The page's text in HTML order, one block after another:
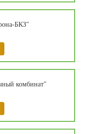
БКЗ"
комбинат"